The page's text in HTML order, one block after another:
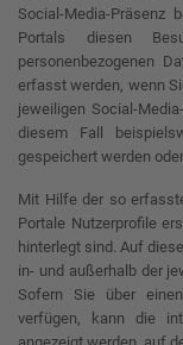
Social-Media-Präsenz
Portals diesen
personenbezogenen
erfasst werden, wenn
jeweiligen Social-
diesem Fall
gespeichert werden
Mit Hilfe der so
Portale Nutzerprofile
hinterlegt sind. Auf
in- und außerhalb der
Sofern Sie über
verfügen, kann die